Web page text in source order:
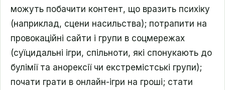
можуть побачити контент, що вразить психіку
(наприклад, сцени насильства); потрапити на
провокаційні сайти і групи в соцмережах
(суїцидальні ігри, спільноти, які спонукають до
булімії та анорексії чи екстремістські групи);
почати грати в онлайн-ігри на гроші; стати